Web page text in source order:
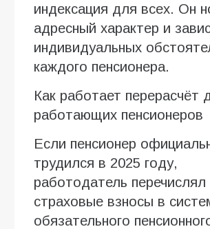
индексация для всех. Он
адресный характер и
индивидуальных
каждого пенсионера.
Как работает перерасчёт
работающих пенсионеров
Если пенсионер
трудился в 2025 году,
работодатель перечислял
страховые взносы в
обязательного